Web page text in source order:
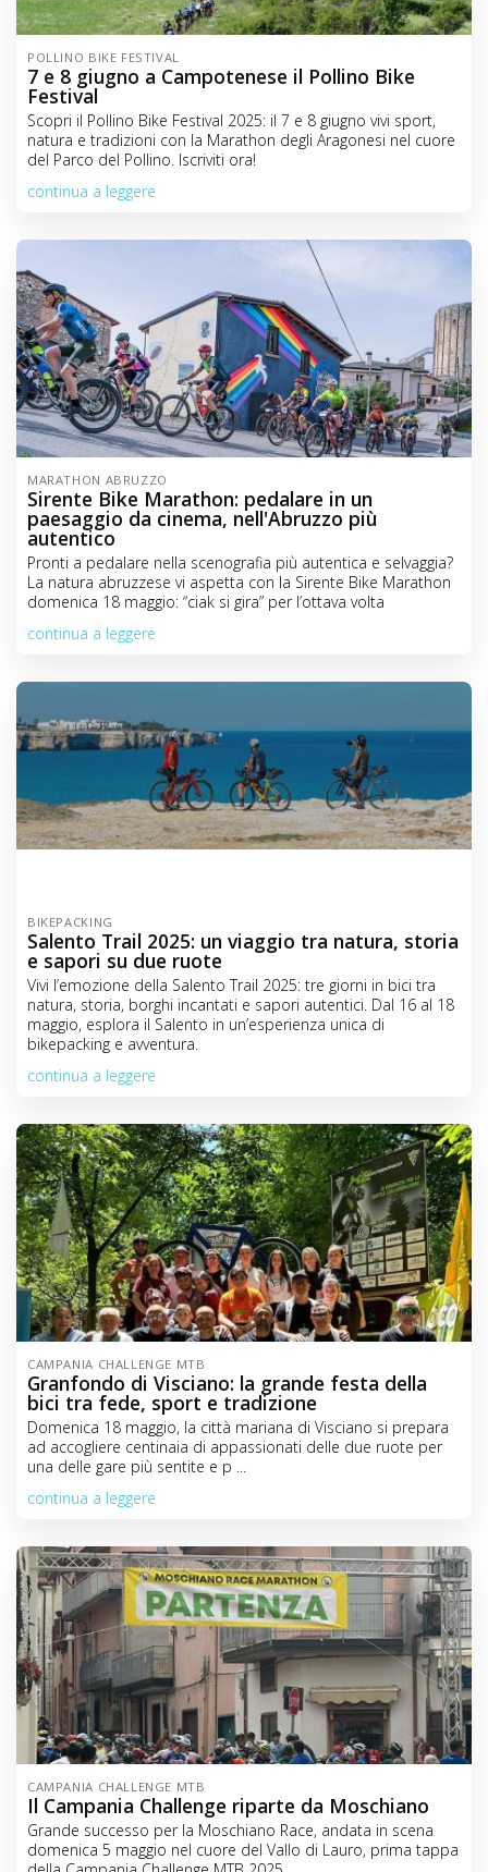
POLLINO BIKE FESTIVAL
7 e 8 giugno a Campotenese il Pollino Bike
Festival
Scopri il Pollino Bike Festival 2025: il 7 e 8 giugno vivi sport,
natura e tradizioni con la Marathon degli Aragonesi nel cuore
del Parco del Pollino. Iscriviti ora!
continua a leggere
MARATHON ABRUZZO
Sirente Bike Marathon: pedalare in un
paesaggio da cinema, nell'Abruzzo più
autentico
Pronti a pedalare nella scenografia più autentica e selvaggia?
La natura abruzzese vi aspetta con la Sirente Bike Marathon
domenica 18 maggio: “ciak si gira” per l’ottava volta
continua a leggere
BIKEPACKING
Salento Trail 2025: un viaggio tra natura, storia
e sapori su due ruote
Vivi l’emozione della Salento Trail 2025: tre giorni in bici tra
natura, storia, borghi incantati e sapori autentici. Dal 16 al 18
maggio, esplora il Salento in un’esperienza unica di
bikepacking e avventura.
continua a leggere
CAMPANIA CHALLENGE MTB
Granfondo di Visciano: la grande festa della
bici tra fede, sport e tradizione
Domenica 18 maggio, la città mariana di Visciano si prepara
ad accogliere centinaia di appassionati delle due ruote per
una delle gare più sentite e p ...
continua a leggere
CAMPANIA CHALLENGE MTB
Il Campania Challenge riparte da Moschiano
Grande successo per la Moschiano Race, andata in scena
domenica 5 maggio nel cuore del Vallo di Lauro, prima tappa